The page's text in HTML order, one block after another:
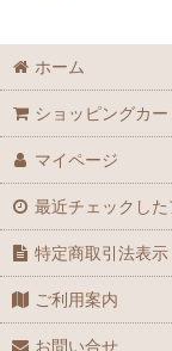
ホーム
ショッピングカー
マイページ
最近チェックした
特定商取引法表示
ご利用案内
お問い合せ